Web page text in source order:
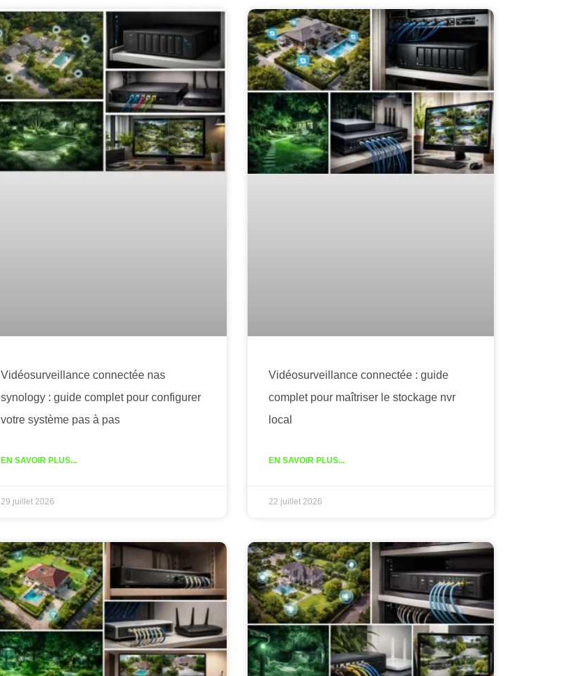
Vidéosurveillance connectée nas
synology : guide complet pour configurer
votre système pas à pas
EN SAVOIR PLUS...
29 juillet 2026
Vidéosurveillance connectée : guide
complet pour maîtriser le stockage nvr
local
EN SAVOIR PLUS...
22 juillet 2026